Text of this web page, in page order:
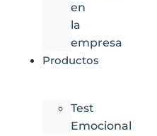
en
la
empresa
Productos
Test
Emocional